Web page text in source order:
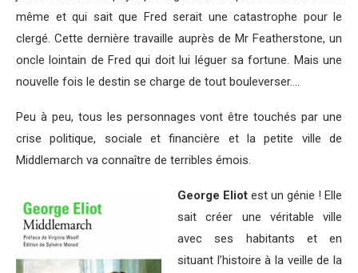
même et qui sait que Fred serait une catastrophe pour le
clergé. Cette dernière travaille auprès de Mr Featherstone, un
oncle lointain de Fred qui doit lui léguer sa fortune. Mais une
nouvelle fois le destin se charge de tout bouleverser….
Peu à peu, tous les personnages vont être touchés par une
crise politique, sociale et financière et la petite ville de
Middlemarch va connaître de terribles émois.
George Eliot est un génie ! Elle
sait créer une véritable ville
avec ses habitants et en
situant l’histoire à la veille de la